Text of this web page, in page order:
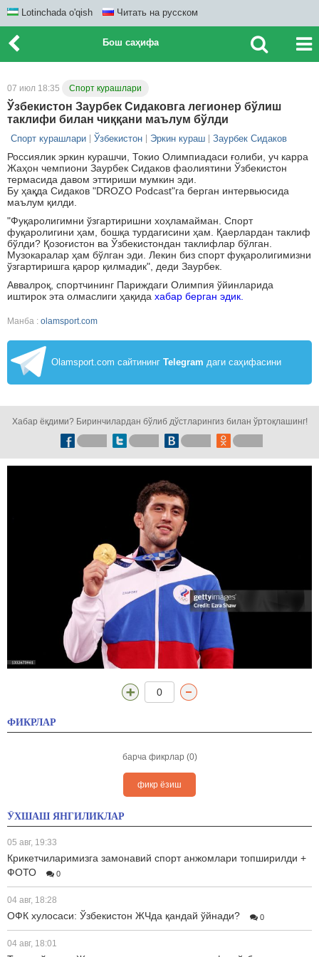
Lotinchada o'qish Читать на русском
Бош саҳифа
07 июл 18:35 Спорт курашлари
Ўзбекистон Заурбек Сидаковга легионер бўлиш
таклифи билан чиққани маълум бўлди
Спорт курашлари Ўзбекистон Эркин кураш Заурбек Сидаков
Россиялик эркин курашчи, Токио Олимпиадаси ғолиби, уч карра
Жаҳон чемпиони Заурбек Сидаков фаолиятини Ўзбекистон
термасида давом эттириши мумкин эди.
Бу ҳақда Сидаков "DROZO Podcast"га берган интервьюсида
маълум қилди.
"Фуқаролигимни ўзгартиришни хоҳламайман. Спорт
фуқаролигини ҳам, бошқа турдагисини ҳам. Қаерлардан таклиф
бўлди? Қозоғистон ва Ўзбекистондан таклифлар бўлган.
Музокаралар ҳам бўлган эди. Лекин биз спорт фуқаролигимизни
ўзгартиришга қарор қилмадик", деди Заурбек.
Аввалроқ, спортчининг Париждаги Олимпия ўйинларида
иштирок эта олмаслиги ҳақида хабар берган эдик.
Манба : olamsport.com
Olamsport.com сайтининг Telegram даги саҳифасини
Хабар ёқдими? Биринчилардан бўлиб дўстларингиз билан ўртоқлашинг!
0
ФИКРЛАР
барча фикрлар (0)
фикр ёзиш
ЎХШАШ ЯНГИЛИКЛАР
05 авг, 19:33
Крикетчиларимизга замонавий спорт анжомлари топширилди +
ФОТО
0
04 авг, 18:28
ОФК хулосаси: Ўзбекистон ЖЧда қандай ўйнади? 0
04 авг, 18:01